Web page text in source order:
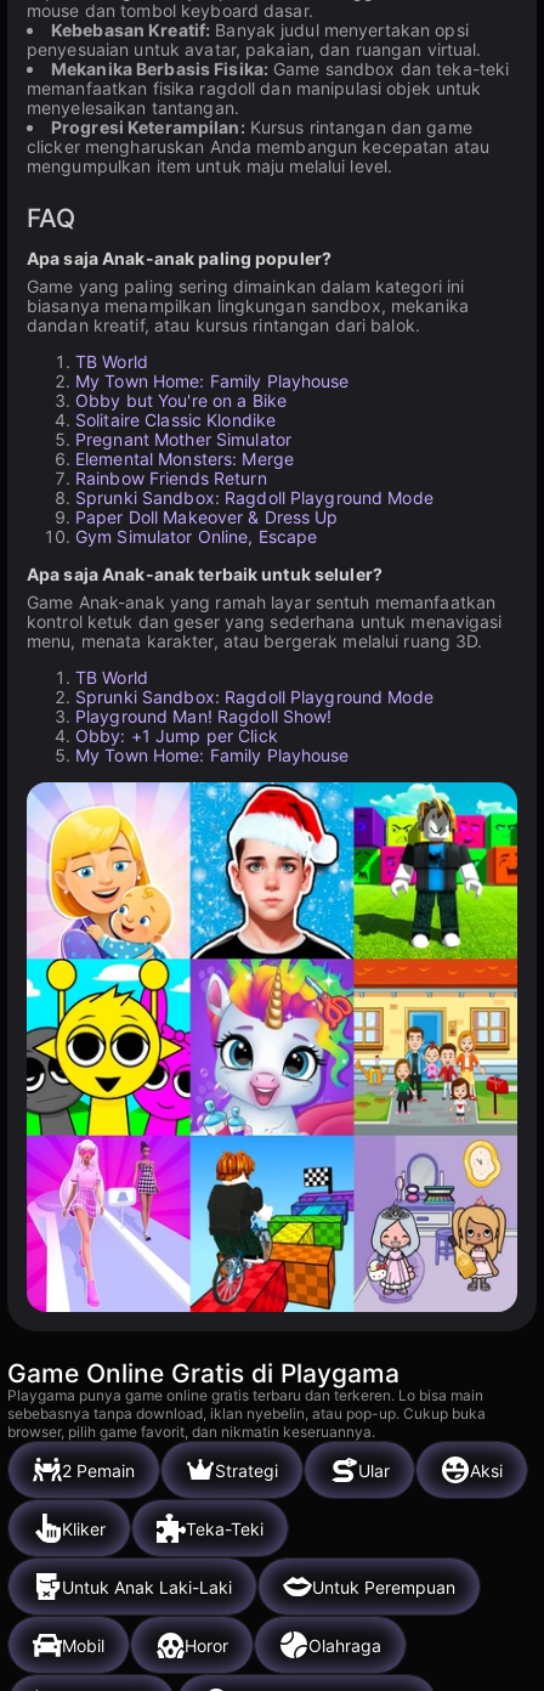
mouse dan tombol keyboard dasar.
Kebebasan Kreatif: Banyak judul menyertakan opsi
penyesuaian untuk avatar, pakaian, dan ruangan virtual.
Mekanika Berbasis Fisika: Game sandbox dan teka-teki
memanfaatkan fisika ragdoll dan manipulasi objek untuk
menyelesaikan tantangan.
Progresi Keterampilan: Kursus rintangan dan game
clicker mengharuskan Anda membangun kecepatan atau
mengumpulkan item untuk maju melalui level.
FAQ
Apa saja Anak-anak paling populer?
Game yang paling sering dimainkan dalam kategori ini
biasanya menampilkan lingkungan sandbox, mekanika
dandan kreatif, atau kursus rintangan dari balok.
TB World
My Town Home: Family Playhouse
Obby but You're on a Bike
Solitaire Classic Klondike
Pregnant Mother Simulator
Elemental Monsters: Merge
Rainbow Friends Return
Sprunki Sandbox: Ragdoll Playground Mode
Paper Doll Makeover & Dress Up
Gym Simulator Online, Escape
Apa saja Anak-anak terbaik untuk seluler?
Game Anak-anak yang ramah layar sentuh memanfaatkan
kontrol ketuk dan geser yang sederhana untuk menavigasi
menu, menata karakter, atau bergerak melalui ruang 3D.
TB World
Sprunki Sandbox: Ragdoll Playground Mode
Playground Man! Ragdoll Show!
Obby: +1 Jump per Click
My Town Home: Family Playhouse
Game Online Gratis di Playgama
Playgama punya game online gratis terbaru dan terkeren. Lo bisa main
sebebasnya tanpa download, iklan nyebelin, atau pop-up. Cukup buka
browser, pilih game favorit, dan nikmatin keseruannya.
2 Pemain Strategi Ular Aksi
Kliker Teka-Teki
Untuk Anak Laki-Laki Untuk Perempuan
Mobil Horor Olahraga